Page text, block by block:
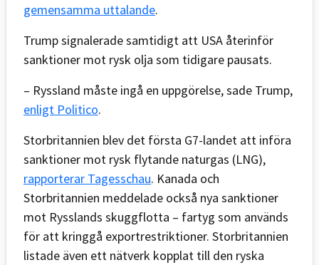
gemensamma uttalande.
Trump signalerade samtidigt att USA återinför
sanktioner mot rysk olja som tidigare pausats.
– Ryssland måste ingå en uppgörelse, sade Trump,
enligt Politico.
Storbritannien blev det första G7-landet att införa
sanktioner mot rysk flytande naturgas (LNG),
rapporterar Tagesschau. Kanada och
Storbritannien meddelade också nya sanktioner
mot Rysslands skuggflotta – fartyg som används
för att kringgå exportrestriktioner. Storbritannien
listade även ett nätverk kopplat till den ryska